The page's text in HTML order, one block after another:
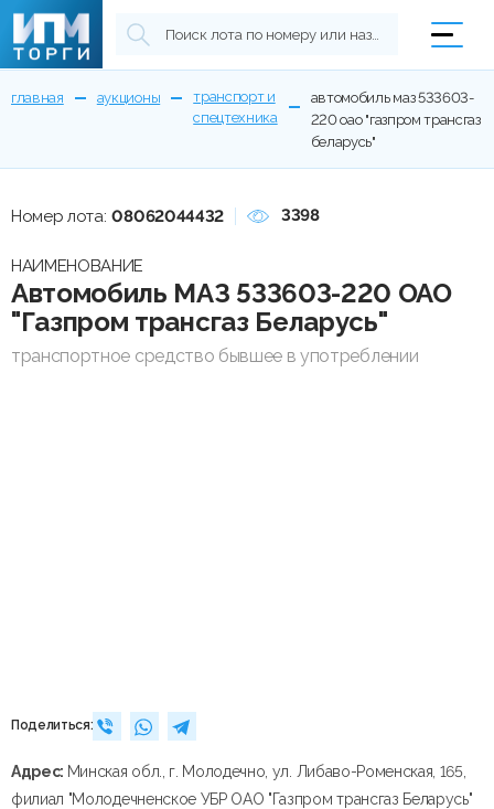
главная аукционы
транспорт и
спецтехника
автомобиль маз 533603-
220 оао "газпром трансгаз
беларусь"
Поделиться:
Номер лота: 08062044432 3398
НАИМЕНОВАНИЕ
Автомобиль МАЗ 533603-220 ОАО
"Газпром трансгаз Беларусь"
транспортное средство бывшее в употреблении
Адрес: Минская обл., г. Молодечно, ул. Либаво-Роменская, 165,
филиал "Молодечненское УБР ОАО "Газпром трансгаз Беларусь"